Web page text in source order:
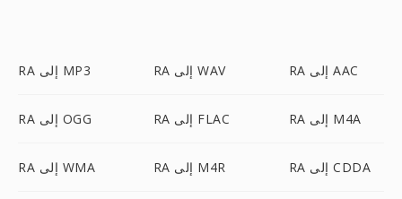
RA إلى MP3 RA إلى WAV RA إلى AAC
RA إلى OGG RA إلى FLAC RA إلى M4A
RA إلى WMA RA إلى M4R RA إلى CDDA